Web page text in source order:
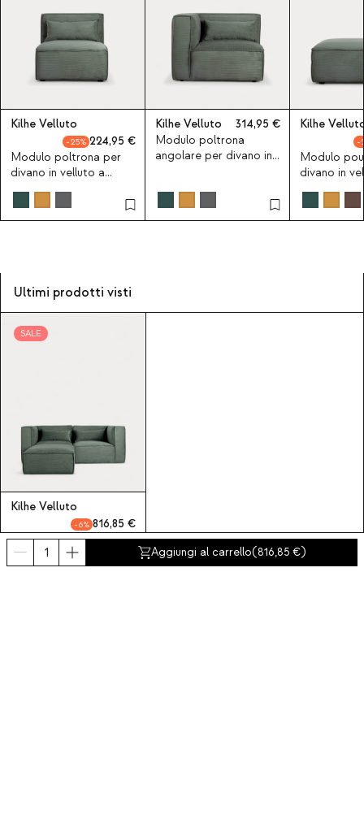
Aggiungi al carrello(816,85 )
Kilhe Velluto
25
224,95
Modulo poltrona per
divano in velluto a
coste Kilhe
Kilhe Velluto
314,95
Modulo poltrona
angolare per divano in
Kilhe
Modulo
divano in
coste Kilhe
Ultimi prodotti visti
SALE
Kilhe Velluto
6
816,85
Divano modulare con 2
moduli angolari e pouf
in velluto a coste Kilhe